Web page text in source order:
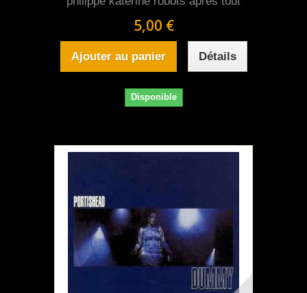
5,00 €
Ajouter au panier Détails
Disponible